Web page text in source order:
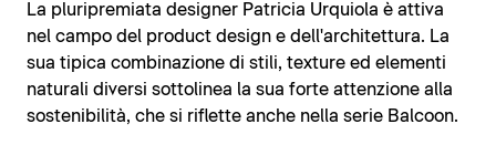
La pluripremiata designer Patricia Urquiola è attiva
nel campo del product design e dell'architettura. La
sua tipica combinazione di stili, texture ed elementi
naturali diversi sottolinea la sua forte attenzione alla
sostenibilità, che si riflette anche nella serie Balcoon.